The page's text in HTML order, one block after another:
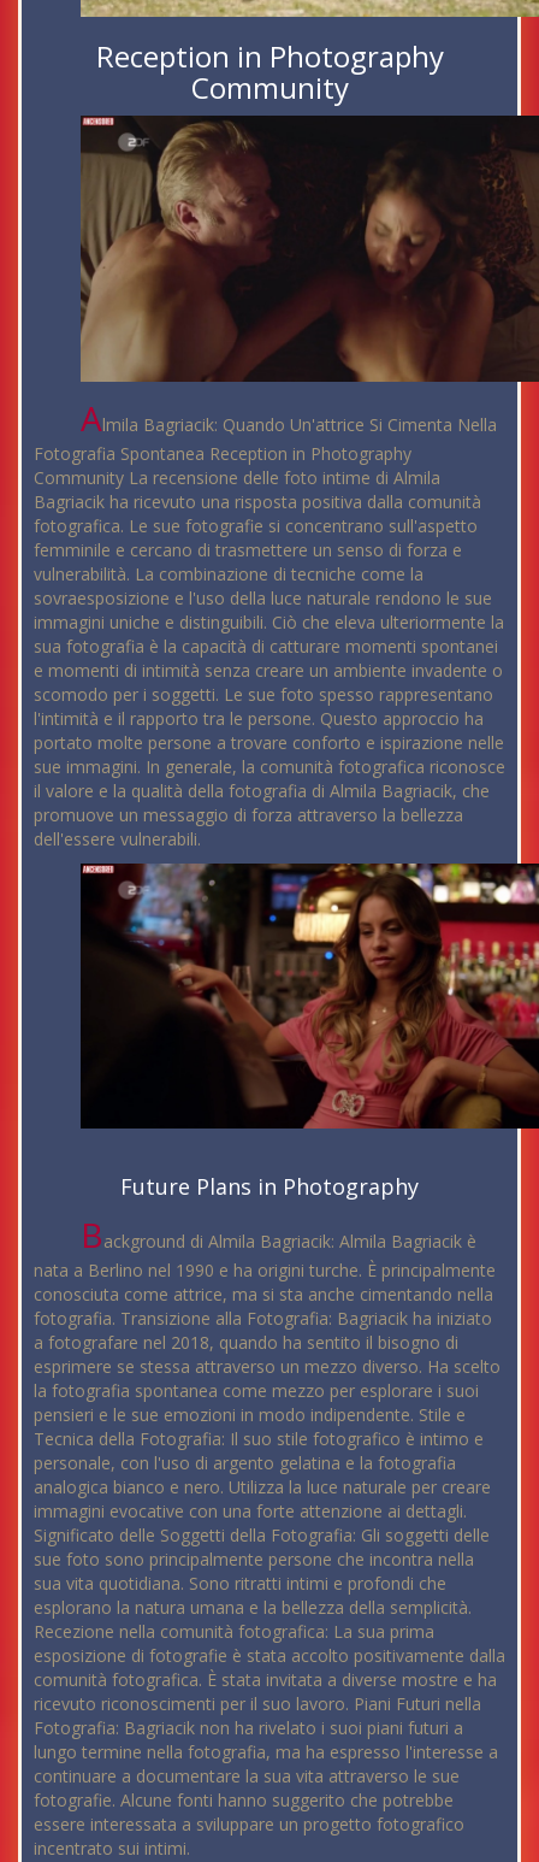
Reception in Photography
Community
Almila Bagriacik: Quando Un'attrice Si Cimenta Nella
Fotografia Spontanea Reception in Photography
Community La recensione delle foto intime di Almila
Bagriacik ha ricevuto una risposta positiva dalla comunità
fotografica. Le sue fotografie si concentrano sull'aspetto
femminile e cercano di trasmettere un senso di forza e
vulnerabilità. La combinazione di tecniche come la
sovraesposizione e l'uso della luce naturale rendono le sue
immagini uniche e distinguibili. Ciò che eleva ulteriormente la
sua fotografia è la capacità di catturare momenti spontanei
e momenti di intimità senza creare un ambiente invadente o
scomodo per i soggetti. Le sue foto spesso rappresentano
l'intimità e il rapporto tra le persone. Questo approccio ha
portato molte persone a trovare conforto e ispirazione nelle
sue immagini. In generale, la comunità fotografica riconosce
il valore e la qualità della fotografia di Almila Bagriacik, che
promuove un messaggio di forza attraverso la bellezza
dell'essere vulnerabili.
Future Plans in Photography
Background di Almila Bagriacik: Almila Bagriacik è
nata a Berlino nel 1990 e ha origini turche. È principalmente
conosciuta come attrice, ma si sta anche cimentando nella
fotografia. Transizione alla Fotografia: Bagriacik ha iniziato
a fotografare nel 2018, quando ha sentito il bisogno di
esprimere se stessa attraverso un mezzo diverso. Ha scelto
la fotografia spontanea come mezzo per esplorare i suoi
pensieri e le sue emozioni in modo indipendente. Stile e
Tecnica della Fotografia: Il suo stile fotografico è intimo e
personale, con l'uso di argento gelatina e la fotografia
analogica bianco e nero. Utilizza la luce naturale per creare
immagini evocative con una forte attenzione ai dettagli.
Significato delle Soggetti della Fotografia: Gli soggetti delle
sue foto sono principalmente persone che incontra nella
sua vita quotidiana. Sono ritratti intimi e profondi che
esplorano la natura umana e la bellezza della semplicità.
Recezione nella comunità fotografica: La sua prima
esposizione di fotografie è stata accolto positivamente dalla
comunità fotografica. È stata invitata a diverse mostre e ha
ricevuto riconoscimenti per il suo lavoro. Piani Futuri nella
Fotografia: Bagriacik non ha rivelato i suoi piani futuri a
lungo termine nella fotografia, ma ha espresso l'interesse a
continuare a documentare la sua vita attraverso le sue
fotografie. Alcune fonti hanno suggerito che potrebbe
essere interessata a sviluppare un progetto fotografico
incentrato sui intimi.